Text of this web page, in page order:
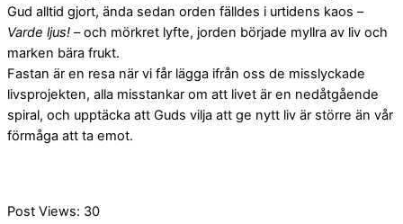
Gud alltid gjort, ända sedan orden fälldes i urtidens kaos –
Varde ljus! – och mörkret lyfte, jorden började myllra av liv och
marken bära frukt.
Fastan är en resa när vi får lägga ifrån oss de misslyckade
livsprojekten, alla misstankar om att livet är en nedåtgående
spiral, och upptäcka att Guds vilja att ge nytt liv är större än vår
förmåga att ta emot.
Post Views: 30